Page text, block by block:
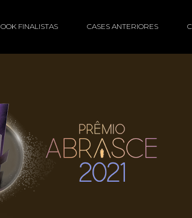
FINALISTAS CASES ANTERIORES